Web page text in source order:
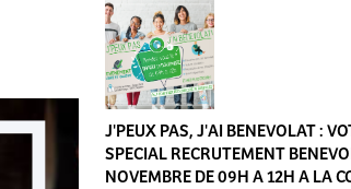
J'PEUX PAS, J'AI BENEVOLAT :
SPECIAL RECRUTEMENT
NOVEMBRE DE 09H A 12H A LA